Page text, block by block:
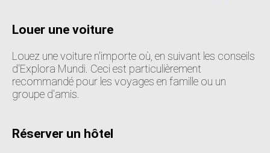
Louer une voiture
Louez une voiture n'importe où, en suivant les conseils
d'Explora Mundi. Ceci est particulièrement
recommandé pour les voyages en famille ou un
groupe d'amis.
Réserver un hôtel